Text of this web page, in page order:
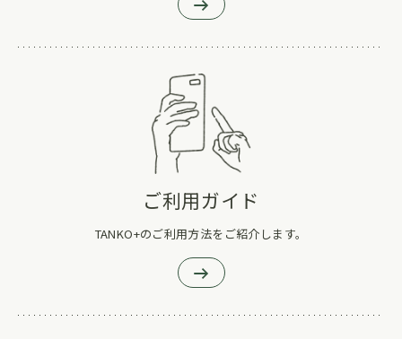
ご利用ガイド
TANKO+のご利用方法をご紹介します。